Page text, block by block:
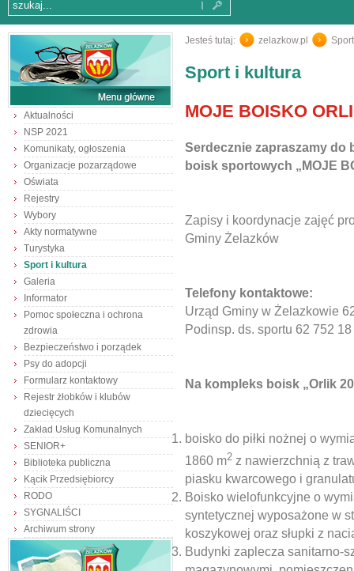
Aktualności
NSP 2021
Komunikaty, ogłoszenia
Organizacje pozarządowe
Oświata
Rejestry
Wybory
Akty normatywne
Turystyka
Sport i kultura
Galeria
Informator
Pomoc społeczna i ochrona
zdrowia
Bezpieczeństwo i porządek
Psy do adopcji
Formularz kontaktowy
Rejestr żłobków i klubów
dziecięcych
Zakład Usług Komunalnych
SENIOR+
Biblioteka publiczna
Kącik Przedsiębiorcy
RODO
SYGNALIŚCI
Archiwum strony
Jesteś tutaj: zelazkow.pl
Sport i kultura
MOJE BOISKO
Serdecznie zapraszamy do
boisk sportowych „MOJE
Zapisy i koordynacje zajęć
Gminy Żelazków
Telefony kontaktowe:
Urząd Gminy w Żelazkowie
Podinsp. ds. sportu 62 752
Na kompleks boisk „Orlik
boisko do piłki nożnej o
1860 m2 z nawierzchnią z
piasku kwarcowego i
Boisko wielofunkcyjne o
syntetycznej wyposażone w
koszykowej oraz słupki z
Budynki zaplecza sanitarno-